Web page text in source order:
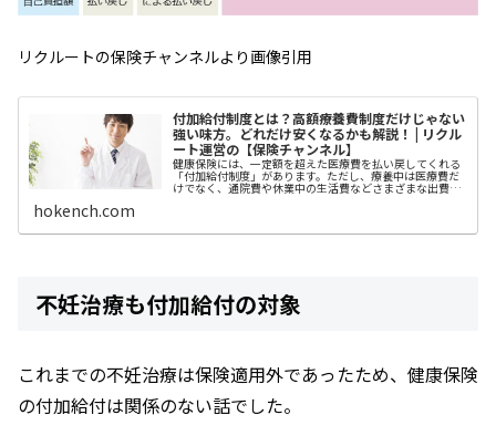
リクルートの保険チャンネルより画像引用
付加給付制度とは？高額療養費制度だけじゃない
強い味方。どれだけ安くなるかも解説！ | リクル
ート運営の【保険チャンネル】
健康保険には、一定額を超えた医療費を払い戻してくれる
「付加給付制度」があります。ただし、療養中は医療費だ
けでなく、通院費や休業中の生活費などさまざまな出費が
hokench.com
不妊治療も付加給付の対象
これまでの不妊治療は保険適用外であったため、健康保険
の付加給付は関係のない話でした。